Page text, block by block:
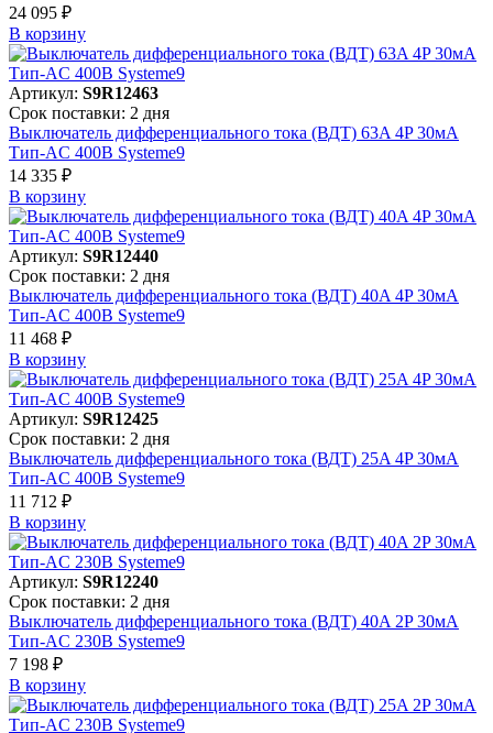
24 095 ₽
В корзинy
Артикул: S9R12463
Срок поставки: 2 дня
Выключатель дифференциального тока (ВДТ) 63A 4P 30мА
Тип-AC 400В Systeme9
14 335 ₽
В корзинy
Артикул: S9R12440
Срок поставки: 2 дня
Выключатель дифференциального тока (ВДТ) 40A 4P 30мА
Тип-AC 400В Systeme9
11 468 ₽
В корзинy
Артикул: S9R12425
Срок поставки: 2 дня
Выключатель дифференциального тока (ВДТ) 25A 4P 30мА
Тип-AC 400В Systeme9
11 712 ₽
В корзинy
Артикул: S9R12240
Срок поставки: 2 дня
Выключатель дифференциального тока (ВДТ) 40A 2P 30мА
Тип-AC 230В Systeme9
7 198 ₽
В корзинy